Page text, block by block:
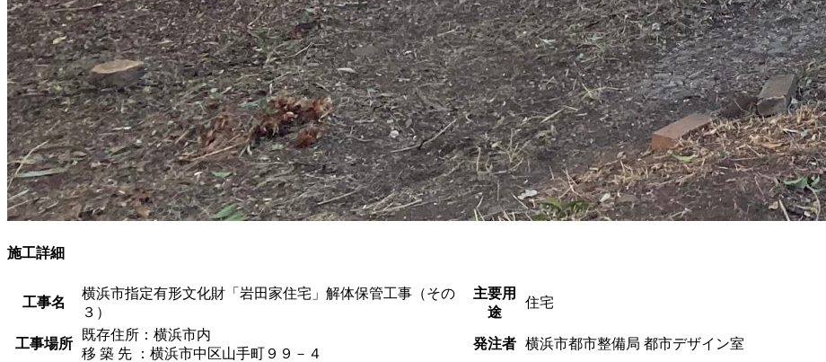
施工詳細
工事名
横浜市指定有形文化財「岩田家住宅」解体保管工事（その
３）
主要用
途
住宅
工事場所
既存住所：横浜市内
移 築 先 ：横浜市中区山手町９９－４
発注者 横浜市都市整備局 都市デザイン室